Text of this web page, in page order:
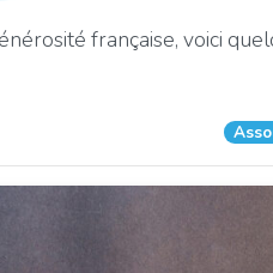
française, voici